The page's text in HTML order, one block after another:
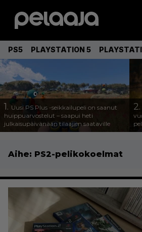
PS5 PLAYSTATION 5
1. Uusi PS Plus -seikkailupeli on saanut
huippuarvostelut – saapui heti
julkaisupäivänään tilaajien saataville
2.
Aihe: PS2-pelikokoelmat